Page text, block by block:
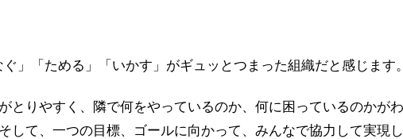
」「ためる」「いかす」がギュッとつまった組織だと感じます。
りやすく、隣で何をやっているのか、何に困っているのかがわ
して、一つの目標、ゴールに向かって、みんなで協力して実現